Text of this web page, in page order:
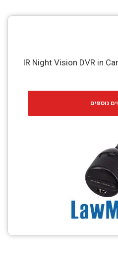
IR Night Vision DVR in
נוספים